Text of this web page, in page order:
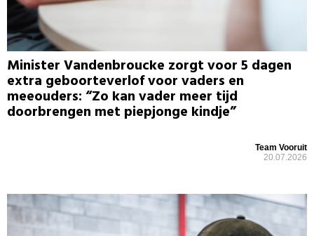
Minister Vandenbroucke zorgt voor 5 dagen
extra geboorteverlof voor vaders en
meeouders: “Zo kan vader meer tijd
doorbrengen met piepjonge kindje”
Team Vooruit
20.07.2026